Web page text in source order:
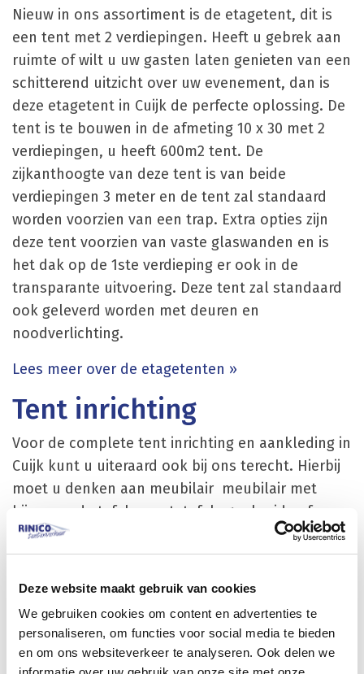
Deze website maakt gebruik van cookies
We gebruiken cookies om content en advertenties te
personaliseren, om functies voor social media te bieden
en om ons websiteverkeer te analyseren. Ook delen we
Nieuw in ons assortiment is de etagetent, dit is
een tent met 2 verdiepingen. Heeft u gebrek aan
ruimte of wilt u uw gasten laten genieten van een
schitterend uitzicht over uw evenement, dan is
deze etagetent in Cuijk de perfecte oplossing. De
tent is te bouwen in de afmeting 10 x 30 met 2
verdiepingen, u heeft 600m2 tent. De
zijkanthoogte van deze tent is van beide
verdiepingen 3 meter en de tent zal standaard
worden voorzien van een trap. Extra opties zijn
deze tent voorzien van vaste glaswanden en is
het dak op de 1ste verdieping er ook in de
transparante uitvoering. Deze tent zal standaard
ook geleverd worden met deuren en
noodverlichting.
Lees meer over de etagetenten »
Tent inrichting
Voor de complete tent inrichting en aankleding in
Cuijk kunt u uiteraard ook bij ons terecht. Hierbij
moet u denken aan meubilair meubilair met
bijpassende tafels en statafels geplooide of
stretch rokken / stoelen / barkrukken /
loungemeubilair en bijpassende barombouw en
achterwandkasten. Voor een complete
hierbij aan spots en kroonluchters. In de
wintermaanden is een verwarmde tent mogelijk